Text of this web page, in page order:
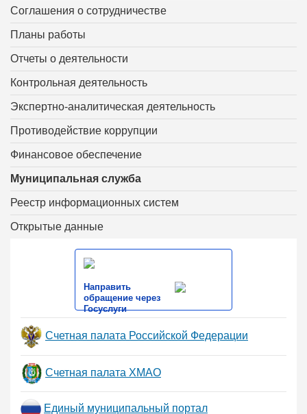
Соглашения о сотрудничестве
Планы работы
Отчеты о деятельности
Контрольная деятельность
Экспертно-аналитическая деятельность
Противодействие коррупции
Финансовое обеспечение
Муниципальная служба
Реестр информационных систем
Открытые данные
Направить
обращение через
Госуслуги
Счетная палата Российской Федерации
Счетная палата ХМАО
Единый муниципальный портал